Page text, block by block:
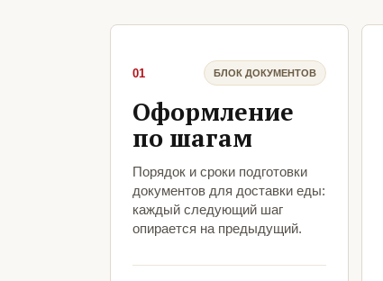
01 БЛОК ДОКУМЕНТОВ
Оформление
по шагам
Порядок и сроки подготовки
документов для доставки еды:
каждый следующий шаг
опирается на предыдущий.